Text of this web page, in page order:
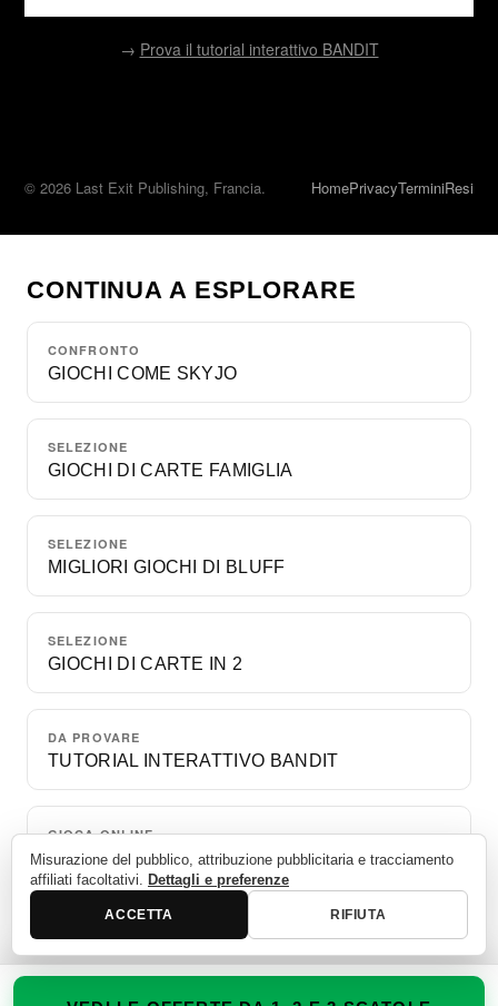
→ Prova il tutorial interattivo BANDIT
© 2026 Last Exit Publishing, Francia. HomePrivacyTerminiResi
CONTINUA A ESPLORARE
CONFRONTO
GIOCHI COME SKYJO
SELEZIONE
GIOCHI DI CARTE FAMIGLIA
SELEZIONE
MIGLIORI GIOCHI DI BLUFF
SELEZIONE
GIOCHI DI CARTE IN 2
DA PROVARE
TUTORIAL INTERATTIVO BANDIT
GIOCA ONLINE
UNA PARTITA GRATIS CONTRO I BOT
Misurazione del pubblico, attribuzione pubblicitaria e tracciamento
affiliati facoltativi. Dettagli e preferenze
ACCETTA RIFIUTA